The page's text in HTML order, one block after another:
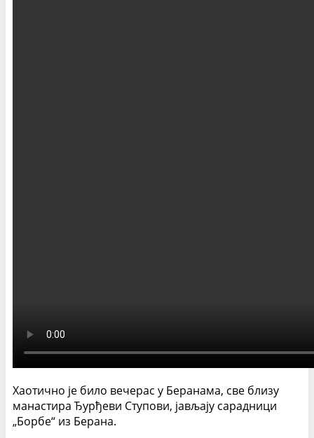
Хаотично је било вечерас у Беранама, све близу
манастира Ђурђеви Ступови, јављају сарадници
„Борбе“ из Берана.